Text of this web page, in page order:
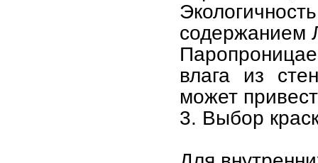
содержанием
влага из
может
3. Выбор